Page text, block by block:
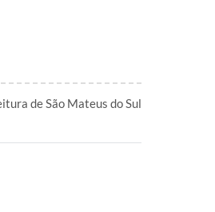
de São Mateus do Sul